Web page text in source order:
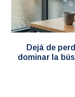
Dejá de
dominar la